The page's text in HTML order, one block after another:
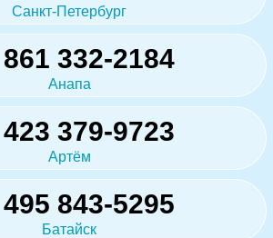
Санкт-Петербург
332-2184
Анапа
379-9723
Артём
843-5295
Батайск